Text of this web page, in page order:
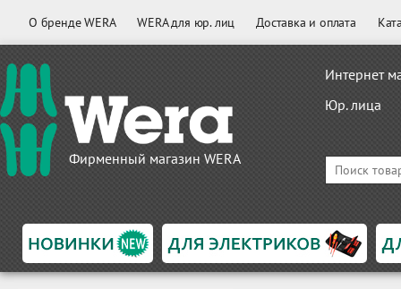
О бренде WERA WERA для юр. лиц Доставка и оплата
Фирменный магазин WERA
Интернет
Юр. лица